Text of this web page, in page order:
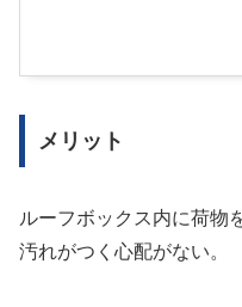
メリット
ルーフボックス内に荷物
汚れがつく心配がない。